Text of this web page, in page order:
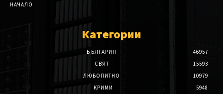
НАЧАЛО
Категории
БЪЛГАРИЯ
46957
СВЯТ
15593
ЛЮБОПИТНО
10979
КРИМИ
5948